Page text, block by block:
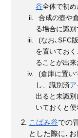
谷全体で初
合成の壺や
る場合に識
(なお､SFC
を置いておく
ることが出来
(倉庫に置い
し、識別済
出ると未識別
いておくと便
こばみ谷での
とした際に､